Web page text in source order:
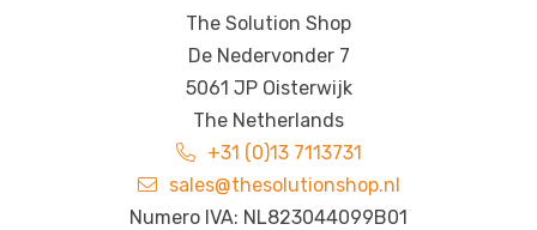
The Solution Shop
De Nedervonder 7
5061 JP Oisterwijk
The Netherlands
+31 (0)13 7113731
sales@thesolutionshop.nl
Numero IVA: NL823044099B01